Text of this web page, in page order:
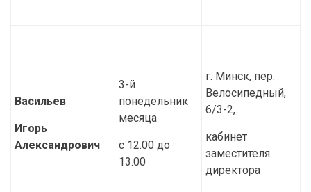
Васильев
Игорь
Александрович
3-й
понедельник
месяца
с 12.00 до
13.00
г. Минск, пер.
Велосипедный,
6/3-2,
кабинет
заместителя
директора